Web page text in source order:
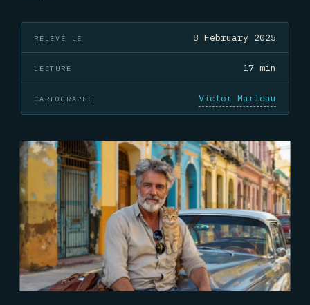
RELEVÉ LE 8 February 2025
LECTURE 17 min
CARTOGRAPHE Victor Marleau